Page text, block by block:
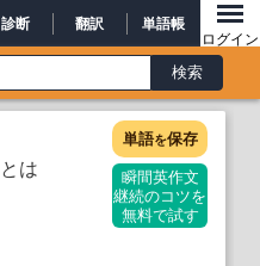
診断 翻訳 単語帳
ログイン
とは
単語を保存
瞬間英作文
継続のコツを
無料で試す